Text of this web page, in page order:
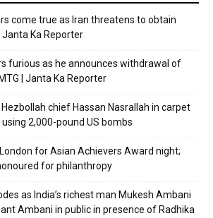
come true as Iran threatens to obtain
Ka Reporter
furious as he announces withdrawal of
| Janta Ka Reporter
Hezbollah chief Hassan Nasrallah in carpet
2,000-pound US bombs
for Asian Achievers Award night;
for philanthropy
as India’s richest man Mukesh Ambani
Ambani in public in presence of Radhika